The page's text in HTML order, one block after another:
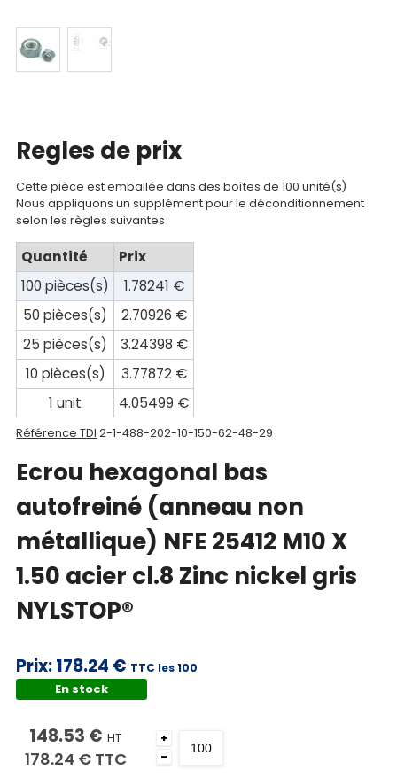
Documentations
Mon
panier
Contact
Regles de prix
Cette pièce est emballée dans des boîtes de 100 unité(s)
Nous appliquons un supplément pour le déconditionnement
selon les règles suivantes
Quantité
Prix
100 pièces(s)
1.78241 €
50 pièces(s)
2.70926 €
25 pièces(s)
3.24398 €
10 pièces(s)
3.77872 €
1 unit
4.05499 €
Référence TDI 2-1-488-202-10-150-62-48-29
Ecrou hexagonal bas
autofreiné (anneau non
métallique) NFE 25412 M10 X
1.50 acier cl.8 Zinc nickel gris
NYLSTOP®
Prix:178.24 € TTC les 100
En stock
148.53 € HT
178.24 € TTC
+
-